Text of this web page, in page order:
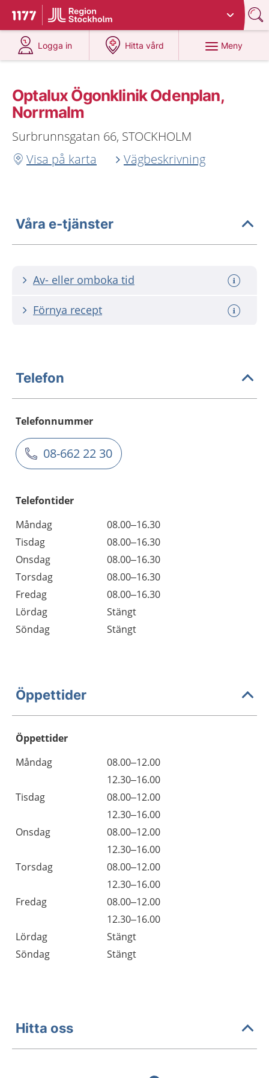
Till startsidan för 1177
Du har valt region
Logga in
på 1177.se
Hitta vård
på 1177.se
Meny
Optalux Ögonklinik Odenplan,
Norrmalm
Surbrunnsgatan 66, STOCKHOLM
Visa på karta
Vägbeskrivning
Våra e-tjänster
Av- eller omboka tid
Förnya recept
Telefon
Telefonnummer
08-662 22 30
Telefontider
Måndag
08.00–16.30
Tisdag
08.00–16.30
Onsdag
08.00–16.30
Torsdag
08.00–16.30
Fredag
08.00–16.30
Lördag
Stängt
Söndag
Stängt
Öppettider
Öppettider
Dag
Öppettider
Kommentarer
Måndag
08.00–12.00
12.30–16.00
Tisdag
08.00–12.00
12.30–16.00
Onsdag
08.00–12.00
12.30–16.00
Torsdag
08.00–12.00
12.30–16.00
Fredag
08.00–12.00
12.30–16.00
Lördag
Stängt
Söndag
Stängt
Hitta oss